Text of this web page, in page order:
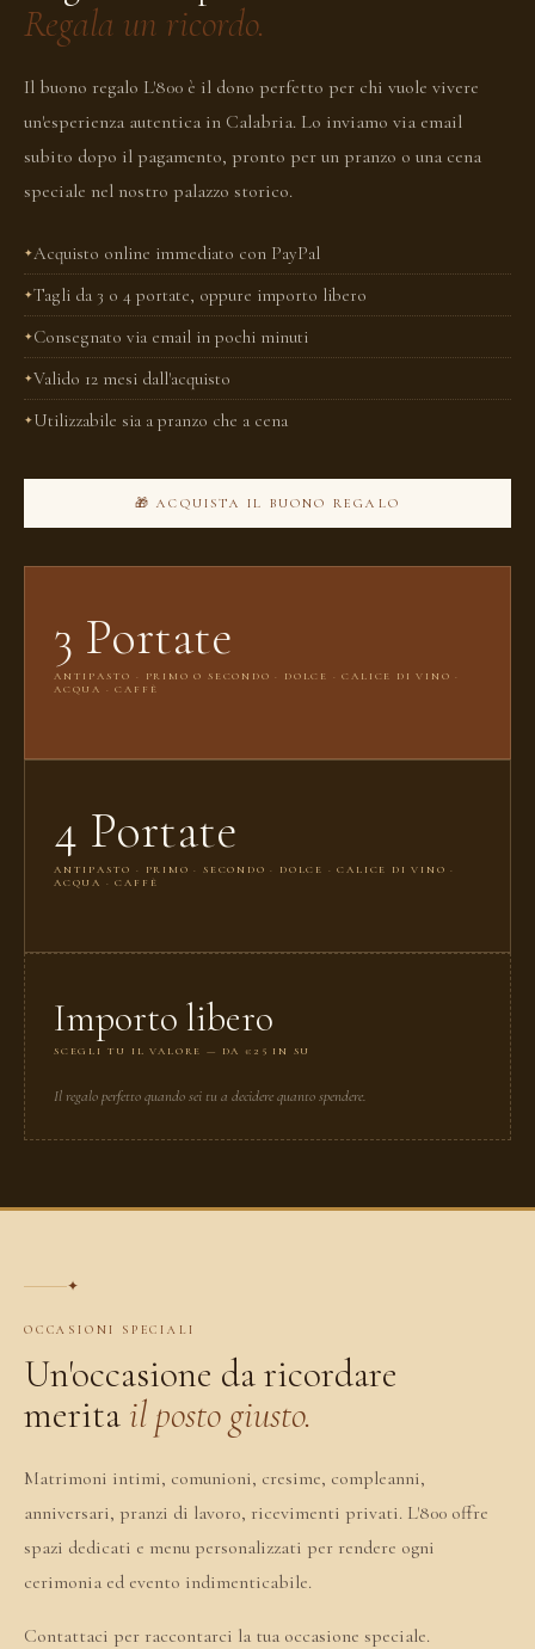
Regala un ricordo.
Il buono regalo L'800 è il dono perfetto per chi vuole vivere
un'esperienza autentica in Calabria. Lo inviamo via email
subito dopo il pagamento, pronto per un pranzo o una cena
speciale nel nostro palazzo storico.
Acquisto online immediato con PayPal
Tagli da 3 o 4 portate, oppure importo libero
Consegnato via email in pochi minuti
Valido 12 mesi dall'acquisto
Utilizzabile sia a pranzo che a cena
🎁 ACQUISTA IL BUONO REGALO
3 Portate
ANTIPASTO · PRIMO O SECONDO · DOLCE · CALICE DI VINO ·
ACQUA · CAFFÈ
4 Portate
ANTIPASTO · PRIMO · SECONDO · DOLCE · CALICE DI VINO ·
ACQUA · CAFFÈ
Importo libero
SCEGLI TU IL VALORE — DA €25 IN SU
Il regalo perfetto quando sei tu a decidere quanto spendere.
✦
OCCASIONI SPECIALI
Un'occasione da ricordare
merita il posto giusto.
Matrimoni intimi, comunioni, cresime, compleanni,
anniversari, pranzi di lavoro, ricevimenti privati. L'800 offre
spazi dedicati e menu personalizzati per rendere ogni
cerimonia ed evento indimenticabile.
Contattaci per raccontarci la tua occasione speciale.